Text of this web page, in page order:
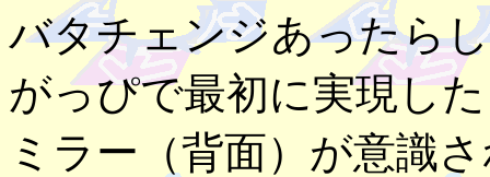
バタチェンジあったら
がっぴで最初に実現し
ミラー（背面）が意識